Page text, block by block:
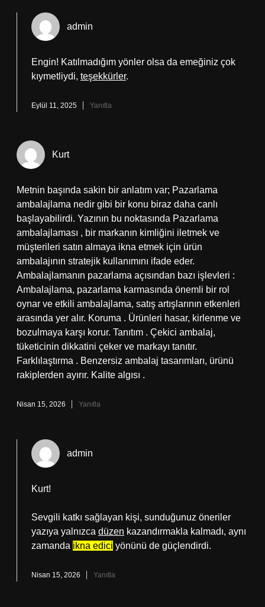
admin
Engin! Katılmadığım yönler olsa da emeğiniz çok
kıymetliydi, teşekkürler.
Eylül 11, 2025 Yanıtla
Kurt
Metnin başında sakin bir anlatım var; Pazarlama
ambalajlama nedir gibi bir konu biraz daha canlı
başlayabilirdi. Yazının bu noktasında Pazarlama
ambalajlaması , bir markanın kimliğini iletmek ve
müşterileri satın almaya ikna etmek için ürün
ambalajının stratejik kullanımını ifade eder.
Ambalajlamanın pazarlama açısından bazı işlevleri :
Ambalajlama, pazarlama karmasında önemli bir rol
oynar ve etkili ambalajlama, satış artışlarının etkenleri
arasında yer alır. Koruma . Ürünleri hasar, kirlenme ve
bozulmaya karşı korur. Tanıtım . Çekici ambalaj,
tüketicinin dikkatini çeker ve markayı tanıtır.
Farklılaştırma . Benzersiz ambalaj tasarımları, ürünü
rakiplerden ayırır. Kalite algısı .
Nisan 15, 2026 Yanıtla
admin
Kurt!
Sevgili katkı sağlayan kişi, sunduğunuz öneriler
yazıya yalnızca düzen kazandırmakla kalmadı, aynı
zamanda ikna edici yönünü de güçlendirdi.
Nisan 15, 2026 Yanıtla